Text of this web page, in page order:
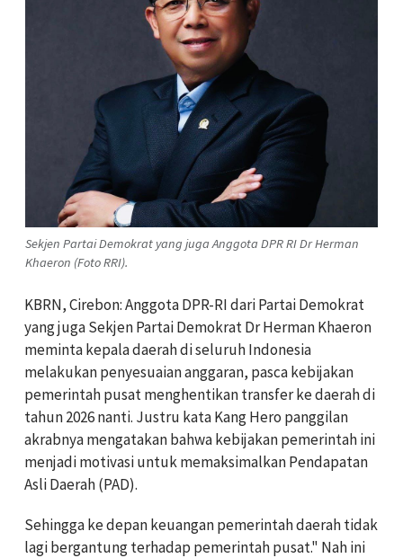
Sekjen Partai Demokrat yang juga Anggota DPR RI Dr Herman
Khaeron (Foto RRI).
KBRN, Cirebon: Anggota DPR-RI dari Partai Demokrat
yang juga Sekjen Partai Demokrat Dr Herman Khaeron
meminta kepala daerah di seluruh Indonesia
melakukan penyesuaian anggaran, pasca kebijakan
pemerintah pusat menghentikan transfer ke daerah di
tahun 2026 nanti. Justru kata Kang Hero panggilan
akrabnya mengatakan bahwa kebijakan pemerintah ini
menjadi motivasi untuk memaksimalkan Pendapatan
Asli Daerah (PAD).
Sehingga ke depan keuangan pemerintah daerah tidak
lagi bergantung terhadap pemerintah pusat." Nah ini